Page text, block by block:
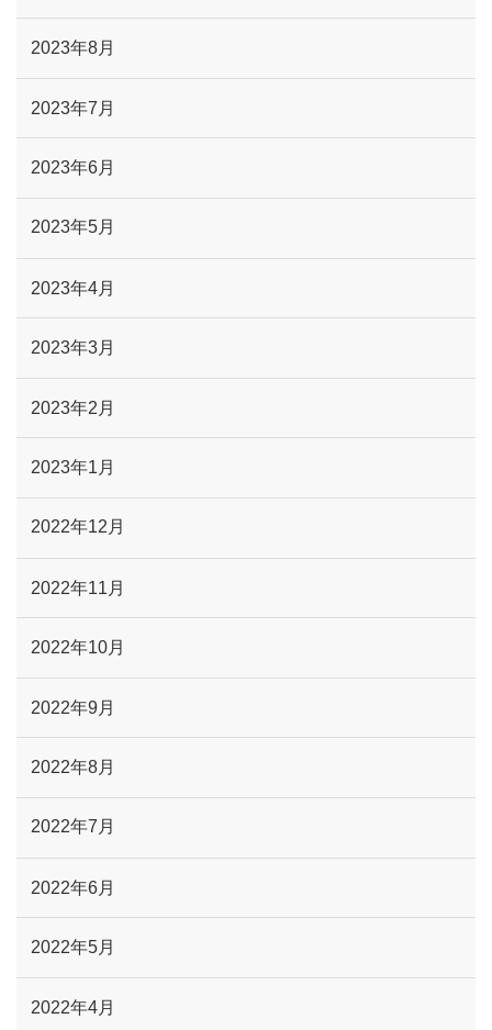
2023年8月
2023年7月
2023年6月
2023年5月
2023年4月
2023年3月
2023年2月
2023年1月
2022年12月
2022年11月
2022年10月
2022年9月
2022年8月
2022年7月
2022年6月
2022年5月
2022年4月